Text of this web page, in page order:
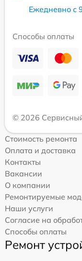
Ежедневно с
Способы оплаты
© 2026
Стоимость ремонта
Оплата и доставка
Контакты
Вакансии
О компании
Ремонтируемые
Наши услуги
Согласие на
Способы оплаты
Ремонт